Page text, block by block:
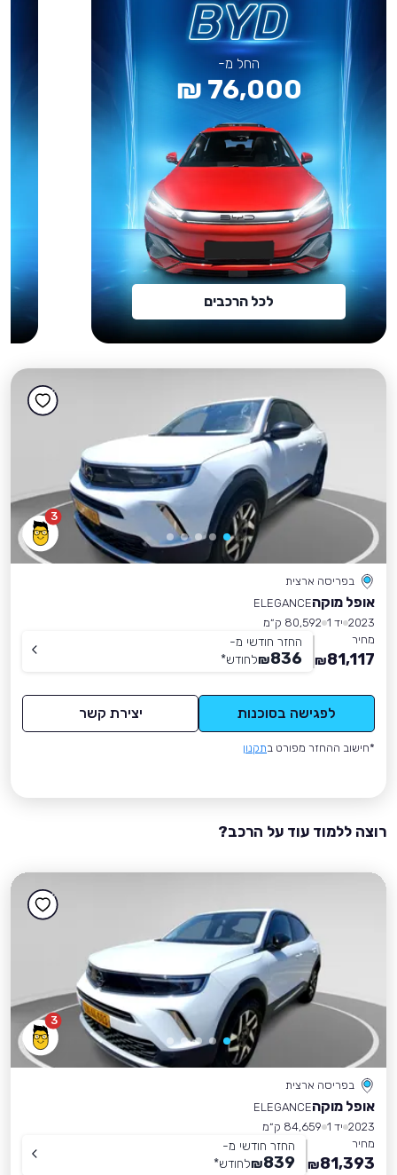
החל מ-
76,000 ₪
לכל הרכבים
3
בפריסה ארצית
אופל מוקהELEGANCE
2023 יד 1
80,592 ק״מ
מחיר
81,117
₪
החזר חודשי מ-
836
₪לחודש*
לפגישה בסוכנות יצירת קשר
*חישוב ההחזר מפורט בתקנון
רוצה ללמוד עוד על הרכב?
3
בפריסה ארצית
אופל מוקהELEGANCE
2023 יד 1
84,659 ק״מ
מחיר
81,393
₪
החזר חודשי מ-
839
₪לחודש*